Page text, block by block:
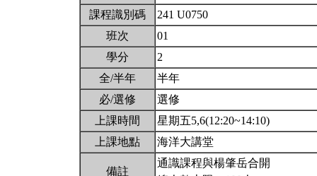
課程識別碼
241 U0750
班次
01
學分
2
全/半年
半年
必/選修
選修
上課時間
星期五5,6(12:20~14:10)
上課地點
海洋大講堂
備註
通識課程與楊肇岳合開